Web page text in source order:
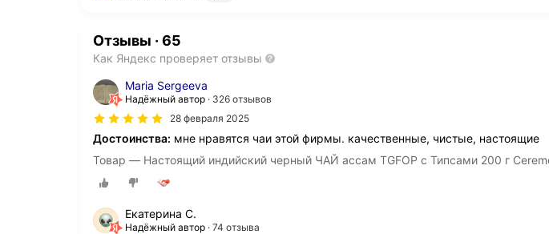
Отзывы · 65
Как Яндекс проверяет отзывы
Maria Sergeeva
Надёжный автор
326 отзывов
28 февраля 2025
Достоинства: мне нравятся чаи этой фирмы. качественные, чистые, настоящие
Товар — Настоящий индийский черный ЧАЙ ассам TGFOP с Типсами 200 г
Екатерина С.
Надёжный автор 74 отзыва